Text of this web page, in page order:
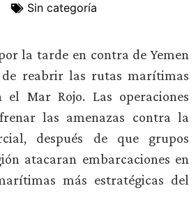
Sin categoría
la tarde en contra de Yemen
reabrir las rutas marítimas
el Mar Rojo. Las operaciones
las amenazas contra la
después de que grupos
atacaran embarcaciones en
más estratégicas del